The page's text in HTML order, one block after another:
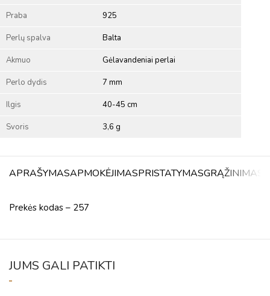
Praba 925
Perlų spalva Balta
Akmuo Gėlavandeniai perlai
Perlo dydis 7 mm
Ilgis 40-45 cm
Svoris 3,6 g
APRAŠYMASAPMOKĖJIMASPRISTATYMASGRĄŽINIMAS
Prekės kodas – 257
JUMS GALI PATIKTI